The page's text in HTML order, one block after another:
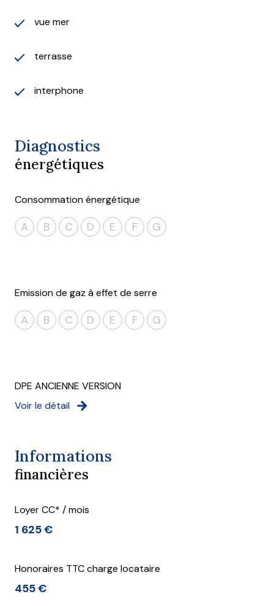
vue mer
terrasse
interphone
Diagnostics
énergétiques
Consommation énergétique
A B C D E F G
Emission de gaz à effet de serre
A B C D E F G
DPE ANCIENNE VERSION
Voir le détail
Informations
financières
Loyer CC* / mois
1 625 €
Honoraires TTC charge locataire
455 €